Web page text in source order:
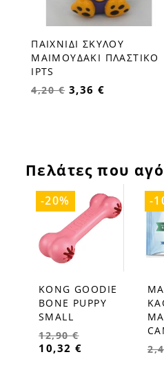
favorite_border
ΠΑΙΧΝΙΔΙ ΣΚΥΛΟΥ
ΜΑΙΜΟΥΔΑΚΙ ΠΛΑΣΤΙΚΟ
IPTS
4,20 € 3,36 €
Πελάτες που
favorite_border
KONG GOODIE
BONE PUPPY
SMALL
12,90 €
10,32 €
-20%
favorite_border
-